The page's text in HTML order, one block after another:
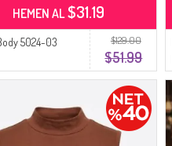
$129.00
$51.99
5024-03
HEMEN AL$31.19